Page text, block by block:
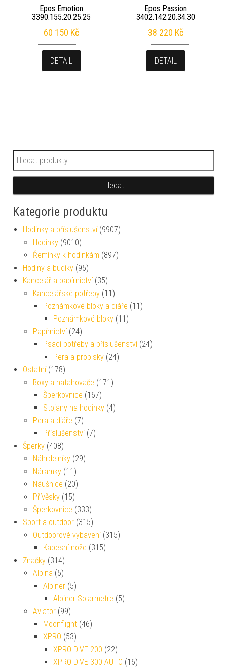
Epos Emotion
3390.155.20.25.25
60 150 Kč
DETAIL
Epos Passion
3402.142.20.34.30
38 220 Kč
DETAIL
Hledat:
Hledat
Kategorie produktu
Hodinky a příslušenství (9907)
Hodinky (9010)
Řemínky k hodinkám (897)
Hodiny a budíky (95)
Kancelář a papírnictví (35)
Kancelářské potřeby (11)
Poznámkové bloky a diáře (11)
Poznámkové bloky (11)
Papírnictví (24)
Psací potřeby a příslušenství (24)
Pera a propisky (24)
Ostatní (178)
Boxy a natahovače (171)
Šperkovnice (167)
Stojany na hodinky (4)
Pera a diáře (7)
Příslušenství (7)
Šperky (408)
Náhrdelníky (29)
Náramky (11)
Náušnice (20)
Přívěsky (15)
Šperkovnice (333)
Sport a outdoor (315)
Outdoorové vybavení (315)
Kapesní nože (315)
Značky (314)
Alpina (5)
Alpiner (5)
Alpiner Solarmetre (5)
Aviator (99)
Moonflight (46)
XPRO (53)
XPRO DIVE 200 (22)
XPRO DIVE 300 AUTO (16)